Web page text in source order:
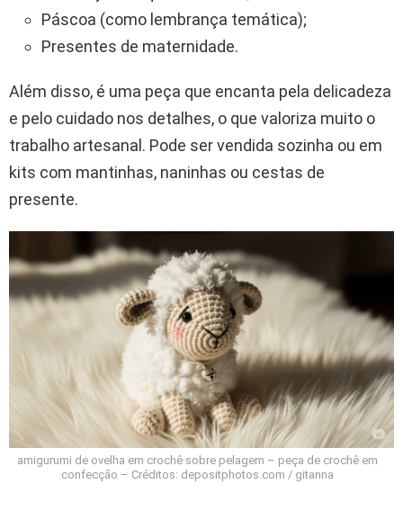
Páscoa (como lembrança temática);
Presentes de maternidade.
Além disso, é uma peça que encanta pela delicadeza
e pelo cuidado nos detalhes, o que valoriza muito o
trabalho artesanal. Pode ser vendida sozinha ou em
kits com mantinhas, naninhas ou cestas de
presente.
amigurumi de ovelha em crochê sobre pelagem – peça de crochê em
confecção – Créditos: depositphotos.com / gitanna